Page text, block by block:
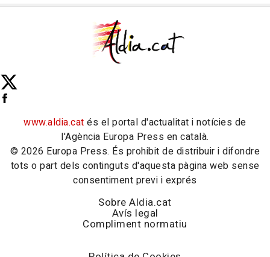
www.aldia.cat és el portal d'actualitat i notícies de
l'Agència Europa Press en català.
© 2026 Europa Press. És prohibit de distribuir i difondre
tots o part dels continguts d'aquesta pàgina web sense
consentiment previ i exprés
Sobre Aldia.cat
Avís legal
Compliment normatiu